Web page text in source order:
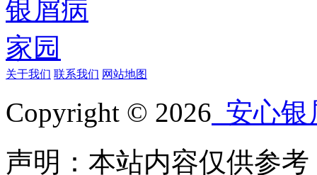
关于我们 联系我们 网站地图
Copyright © 2026 安心银
声明：本站内容仅供参